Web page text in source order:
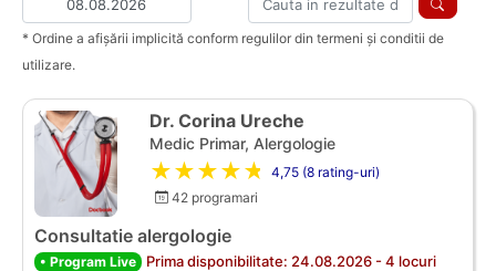
* Ordine a afișării implicită conform regulilor din termeni și conditii de
utilizare.
Dr. Corina Ureche
Medic Primar, Alergologie
★★★★★
4,75 (8 rating-uri)
42 programari
Consultatie alergologie
• Program Live Prima disponibilitate: 24.08.2026 - 4 locuri